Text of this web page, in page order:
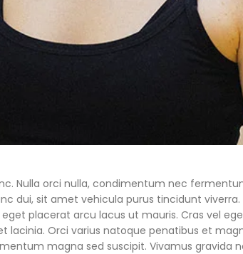
Nulla orci nulla, condimentum nec
dui, sit amet vehicula purus tincidunt
placerat arcu lacus ut mauris. Cras vel
lacinia. Orci varius natoque penatibus et
magna sed suscipit. Vivamus gravida